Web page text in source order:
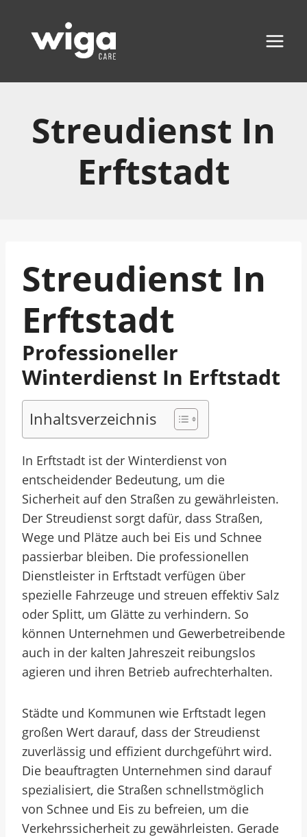
Inhalt
springen
Streudienst In
Erftstadt
Streudienst In
Erftstadt
Professioneller
Winterdienst In Erftstadt
Inhaltsverzeichnis
In Erftstadt ist der Winterdienst von
entscheidender Bedeutung, um die
Sicherheit auf den Straßen zu gewährleisten.
Der Streudienst sorgt dafür, dass Straßen,
Wege und Plätze auch bei Eis und Schnee
passierbar bleiben. Die professionellen
Dienstleister in Erftstadt verfügen über
spezielle Fahrzeuge und streuen effektiv Salz
oder Splitt, um Glätte zu verhindern. So
können Unternehmen und Gewerbetreibende
auch in der kalten Jahreszeit reibungslos
agieren und ihren Betrieb aufrechterhalten.
Städte und Kommunen wie Erftstadt legen
großen Wert darauf, dass der Streudienst
zuverlässig und effizient durchgeführt wird.
Die beauftragten Unternehmen sind darauf
spezialisiert, die Straßen schnellstmöglich
von Schnee und Eis zu befreien, um die
Verkehrssicherheit zu gewährleisten. Gerade